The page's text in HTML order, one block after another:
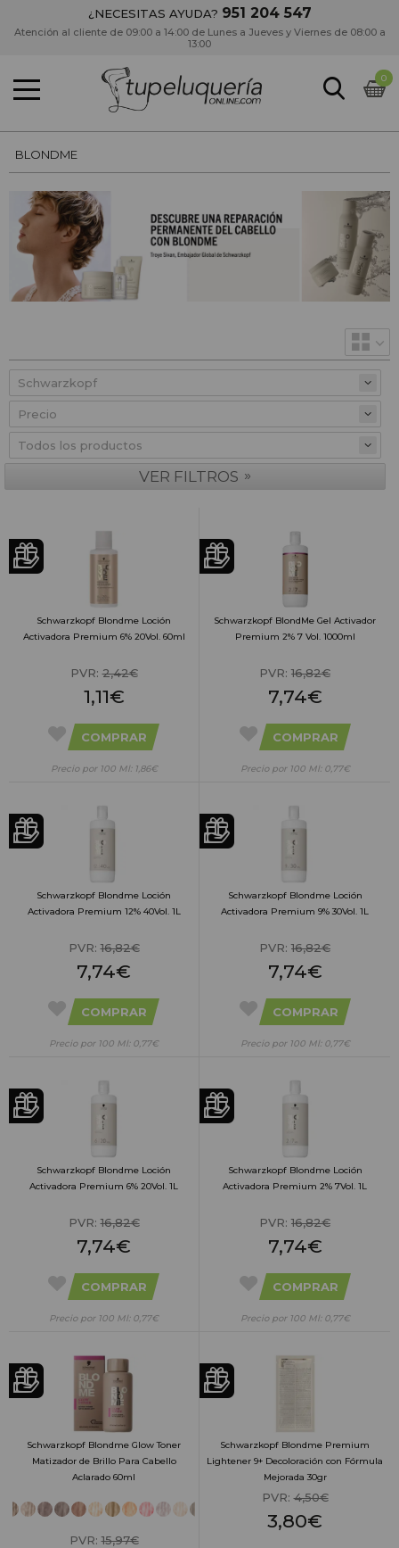
¿NECESITAS AYUDA? 951 204 547
Atención al cliente de 09:00 a 14:00 de Lunes a Jueves y Viernes de 08:00 a
13:00
0
BLONDME
Precio
VER FILTROS »
Schwarzkopf Blondme Loción
Activadora Premium 6% 20Vol. 60ml
PVR:2,42€
1,11€
COMPRAR
Precio por 100 Ml: 1,86€
Schwarzkopf BlondMe Gel Activador
Premium 2% 7 Vol. 1000ml
PVR: 16,82€
7,74€
COMPRAR
Precio por 100 Ml: 0,77€
Schwarzkopf Blondme Loción
Activadora Premium 12% 40Vol. 1L
PVR:16,82€
7,74€
COMPRAR
Precio por 100 Ml: 0,77€
Schwarzkopf Blondme Loción
Activadora Premium 9% 30Vol. 1L
PVR: 16,82€
7,74€
COMPRAR
Precio por 100 Ml: 0,77€
Schwarzkopf Blondme Loción
Activadora Premium 6% 20Vol. 1L
PVR:16,82€
7,74€
COMPRAR
Precio por 100 Ml: 0,77€
Schwarzkopf Blondme Loción
Activadora Premium 2% 7Vol. 1L
PVR: 16,82€
7,74€
COMPRAR
Precio por 100 Ml: 0,77€
Schwarzkopf Blondme Glow Toner
Matizador de Brillo Para Cabello
Aclarado 60ml
PVR:15,97€
Schwarzkopf Blondme Premium
Lightener 9+ Decoloración con Fórmula
Mejorada 30gr
PVR:4,50€
3,80€